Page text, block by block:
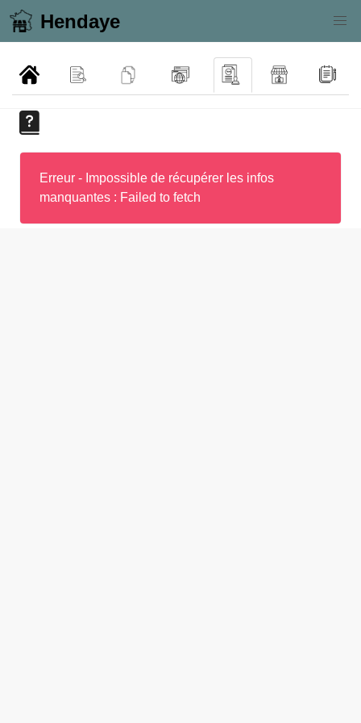
Hendaye
Erreur - Impossible de récupérer les infos
manquantes : Failed to fetch